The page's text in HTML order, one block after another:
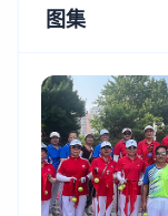
图集